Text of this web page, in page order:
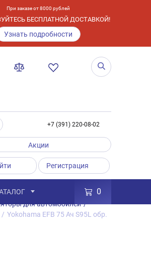
При заказе от 8000 рублей
БЕСПЛАТНОЙ ДОСТАВКОЙ!
Узнать подробности
+7 (391) 220-08-02
Акции
Регистрация
0
/ Товары
Аккумуляторы
для автомобилей /
/ Yokohama EFB 75 Ач S95L обр.